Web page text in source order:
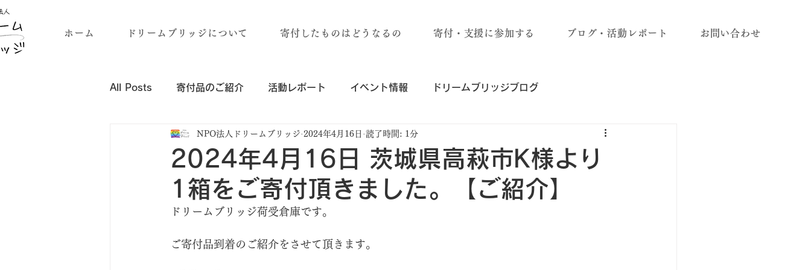
ホーム ドリームブリッジについて 寄付したものはどうなるの 寄付・支援に参加する ブログ・活動レポート お問い合わせ
All Posts 寄付品のご紹介 活動レポート イベント情報 ドリームブリッジブログ
企業・団体様の寄付品のご紹介
2024年4月16日 茨城県高萩市K様より
1箱をご寄付頂きました。【ご紹介】
NPO法人ドリームブリッジ 2024年4月16日 読了時間: 1分
ドリームブリッジ荷受倉庫です。
ご寄付品到着のご紹介をさせて頂きます。